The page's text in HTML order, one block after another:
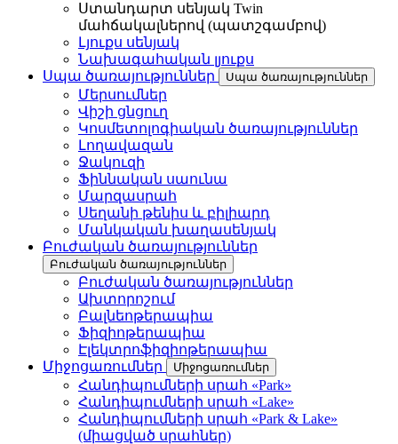
Ստանդարտ սենյակ Twin
մահճակալներով (պատշգամբով)
Լյուքս սենյակ
Նախագահական լյուքս
Սպա ծառայություններ
Սպա ծառայություններ
Մերսումներ
Վիշի ցնցուղ
Կոսմետոլոգիական ծառայություններ
Լողավազան
Ջակուզի
Ֆիննական սաունա
Մարզասրահ
Սեղանի թենիս և բիլիարդ
Մանկական խաղասենյակ
Բուժական ծառայություններ
Բուժական ծառայություններ
Բուժական ծառայություններ
Ախտորոշում
Բալնեոթերապիա
Ֆիզիոթերապիա
Էլեկտրոֆիզիոթերապիա
Միջոցառումներ
Միջոցառումներ
Հանդիպումների սրահ «Park»
Հանդիպումների սրահ «Lake»
Հանդիպումների սրահ «Park & Lake»
(միացված սրահներ)